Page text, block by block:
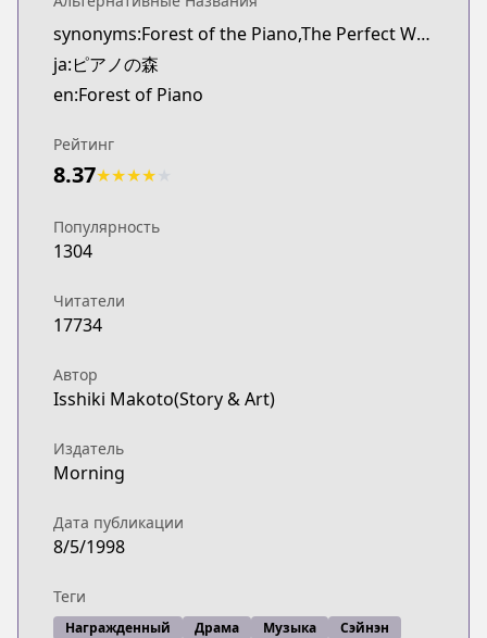
synonyms:Forest of the Piano,The Perfect World of Kai
ja:ピアノの森
en:Forest of Piano
Рейтинг
8.37★★★★
Популярность
1304
Читатели
17734
Автор
Isshiki Makoto(Story & Art)
Издатель
Morning
Дата публикации
8/5/1998
Теги
Награжденный Драма Музыка Сэйнэн